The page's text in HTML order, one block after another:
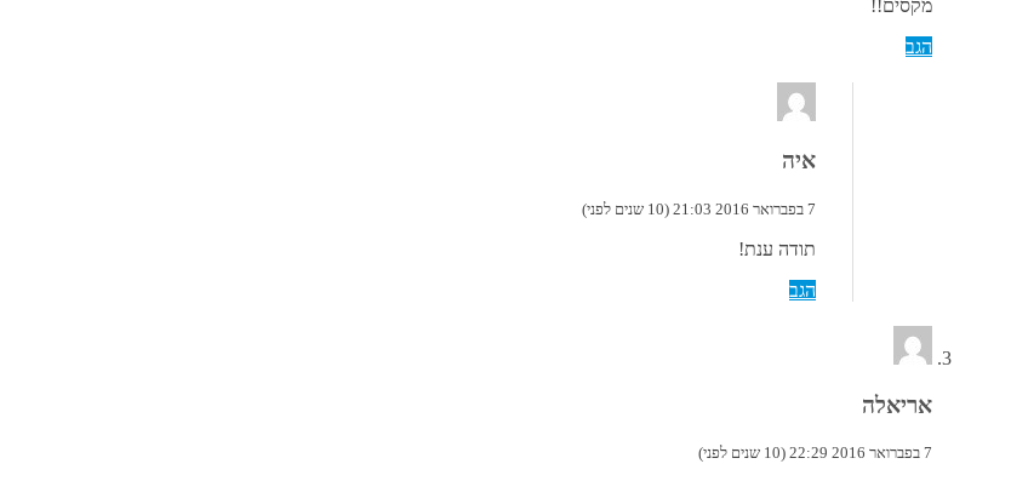
מקסים!!
הגב
איה
7 בפברואר 2016 21:03 (10 שנים לפני)
תודה ענת!
הגב
אריאלה
7 בפברואר 2016 22:29 (10 שנים לפני)